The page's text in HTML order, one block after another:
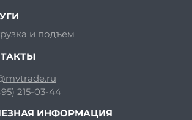
и подъем
215-03-44
ИНФОРМАЦИЯ